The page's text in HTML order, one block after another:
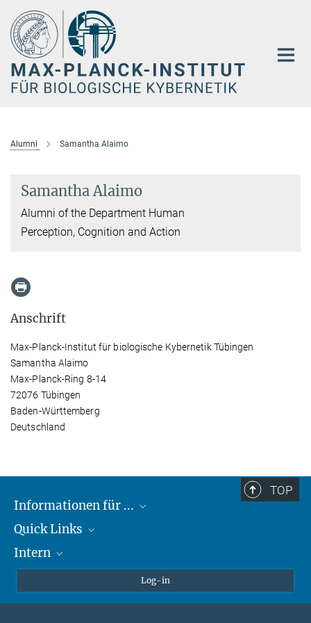
Hauptinhalt
Alumni Samantha Alaimo
Samantha Alaimo
Alumni of the Department Human
Perception, Cognition and Action
Anschrift
Max-Planck-Institut für biologische Kybernetik Tübingen
Samantha Alaimo
Max-Planck-Ring 8-14
72076 Tübingen
Baden-Württemberg
Deutschland
TOP
Informationen für ...
Lieferanten
Studierende
Quick Links
Max-Planck-Gesellschaft
Max-Planck-Campus Tübingen
Intern
Log-in